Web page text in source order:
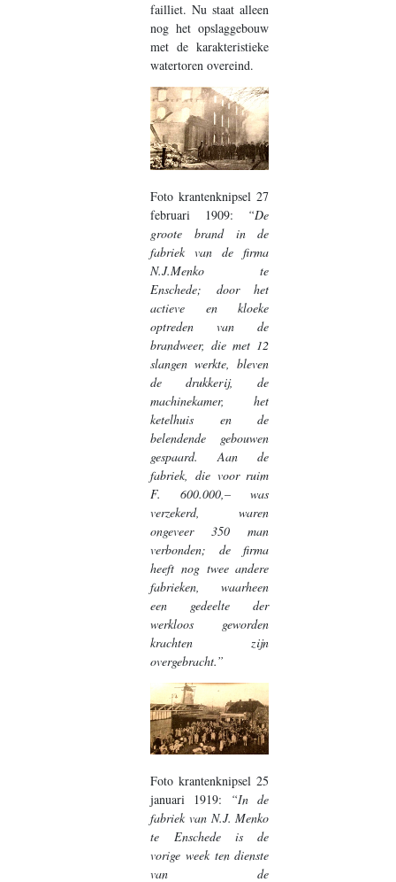
failliet. Nu staat alleen
nog het opslaggebouw
met de karakteristieke
watertoren overeind.
Foto krantenknipsel 27
februari 1909: “De
groote brand in de
fabriek van de firma
N.J.Menko te
Enschede; door het
actieve en kloeke
optreden van de
brandweer, die met 12
slangen werkte, bleven
de drukkerij, de
machinekamer, het
ketelhuis en de
belendende gebouwen
gespaard. Aan de
fabriek, die voor ruim
F. 600.000,– was
verzekerd, waren
ongeveer 350 man
verbonden; de firma
heeft nog twee andere
fabrieken, waarheen
een gedeelte der
werkloos geworden
krachten zijn
overgebracht.”
Foto krantenknipsel 25
januari 1919: “In de
fabriek van N.J. Menko
te Enschede is de
vorige week ten dienste
van de